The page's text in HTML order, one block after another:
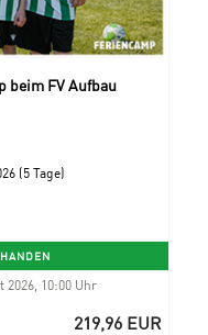
beim FV Aufbau
(5 Tage)
10:00 Uhr
219,96 EUR